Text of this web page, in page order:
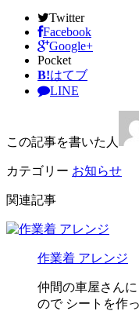
Twitter
Facebook
Google+
Pocket
B!はてブ
LINE
この記事を書いた人
カテゴリー お知らせ
関連記事
作業着 アレンジ
仲間の車屋さん
ので シートを作